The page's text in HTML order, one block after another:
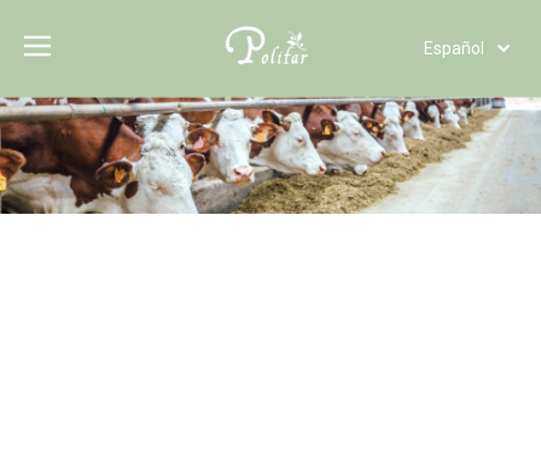
Español
Polski
Tiếng Việt
Italiano
Deutsch